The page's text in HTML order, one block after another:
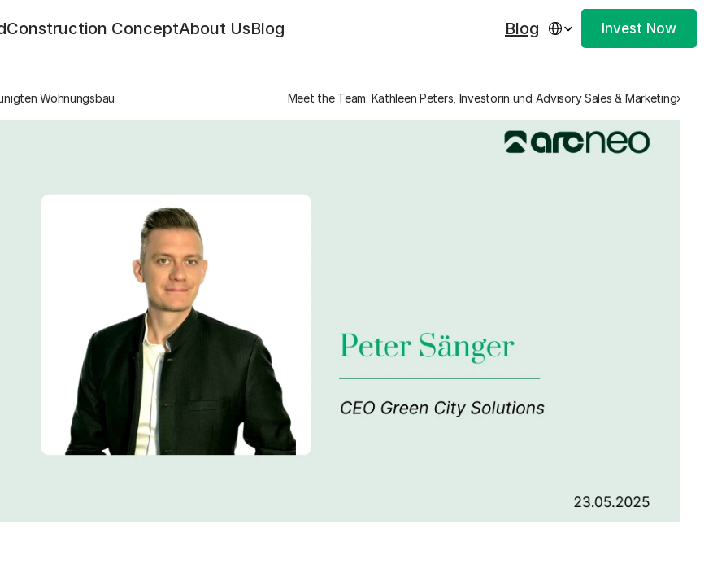
Construction ConceptAbout UsBlog Blog Invest Now
Wohnungsbau Meet the Team: Kathleen Peters, Investorin und Advisory Sales & Marketing›